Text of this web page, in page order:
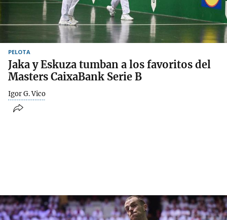
PELOTA
Jaka y Eskuza tumban a los favoritos del
Masters CaixaBank Serie B
Igor G. Vico